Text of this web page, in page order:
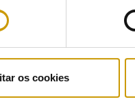
os cookies